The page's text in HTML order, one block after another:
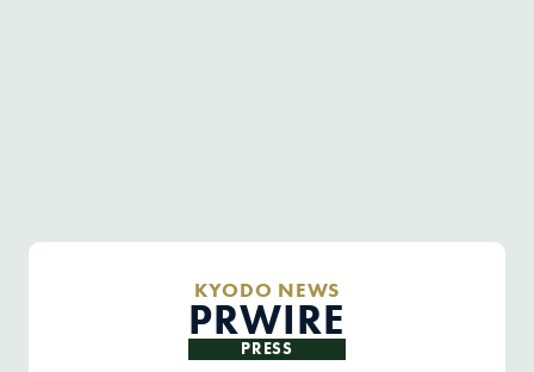
KYODO NEWS
PRWIRE
PRESS